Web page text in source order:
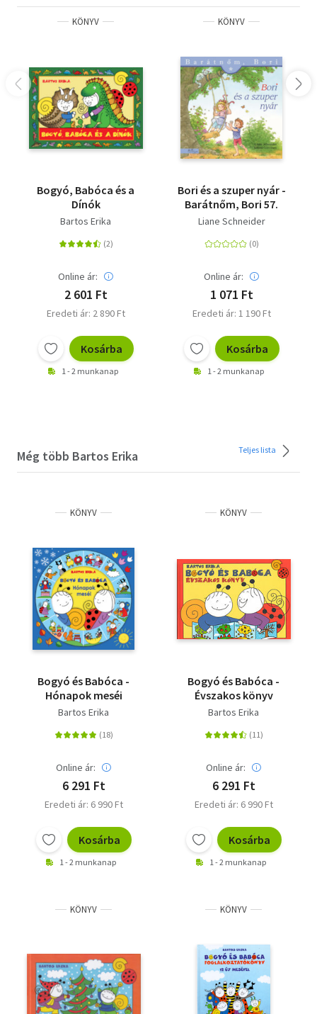
KÖNYV
Bogyó, Babóca és a
Dínók
Bartos Erika
Online ár:
2 601 Ft
Eredeti ár: 2 890 Ft
Kosárba
1 - 2 munkanap
KÖNYV
Bori és a szuper nyár -
Barátnőm, Bori 57.
Liane Schneider
Online ár:
1 071 Ft
Eredeti ár: 1 190 Ft
Kosárba
1 - 2 munkanap
Még több Bartos Erika Teljes lista
KÖNYV
Bogyó és Babóca -
Hónapok meséi
Bartos Erika
Online ár:
6 291 Ft
Eredeti ár: 6 990 Ft
Kosárba
1 - 2 munkanap
KÖNYV
Bogyó és Babóca -
Évszakos könyv
Bartos Erika
Online ár:
6 291 Ft
Eredeti ár: 6 990 Ft
Kosárba
1 - 2 munkanap
KÖNYV KÖNYV